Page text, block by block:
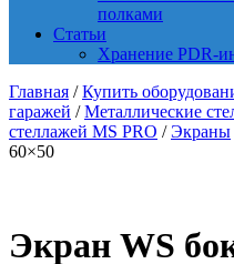
полками
Статьи
Хранение PDR-
Главная /Купить
гаражей /Металлические
стеллажей MS PRO /Экраны
60×50
Экран WS